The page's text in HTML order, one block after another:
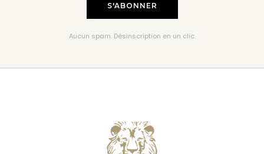
Aucun spam. Désinscription en un clic.